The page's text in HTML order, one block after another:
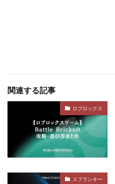
関連する記事
ロブロックス
スプランキー